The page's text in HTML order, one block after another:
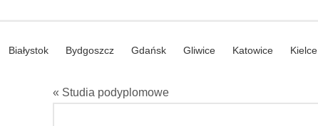
Białystok Bydgoszcz Gdańsk Gliwice Katowice Kielce
« Studia podyplomowe